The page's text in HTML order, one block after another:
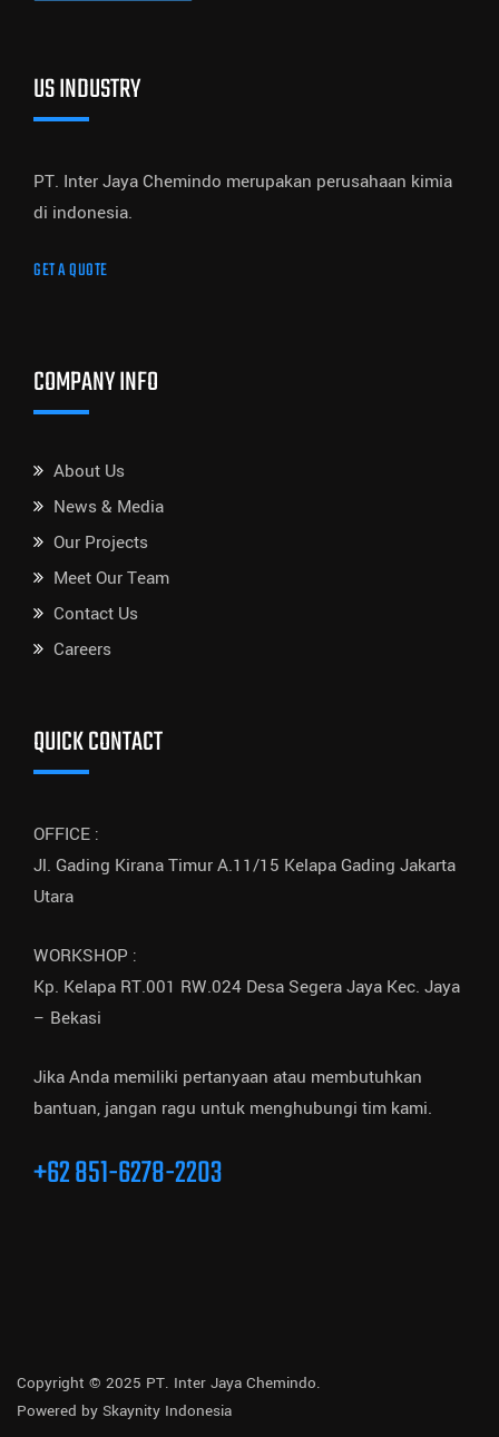
US INDUSTRY
PT. Inter Jaya Chemindo merupakan perusahaan kimia
di indonesia.
GET A QUOTE
COMPANY INFO
About Us
News & Media
Our Projects
Meet Our Team
Contact Us
Careers
QUICK CONTACT
OFFICE :
Jl. Gading Kirana Timur A.11/15 Kelapa Gading Jakarta
Utara
WORKSHOP :
Kp. Kelapa RT.001 RW.024 Desa Segera Jaya Kec. Jaya
– Bekasi
Jika Anda memiliki pertanyaan atau membutuhkan
bantuan, jangan ragu untuk menghubungi tim kami.
+62 851-6278-2203
Copyright © 2025 PT. Inter Jaya Chemindo.
Powered by Skaynity Indonesia